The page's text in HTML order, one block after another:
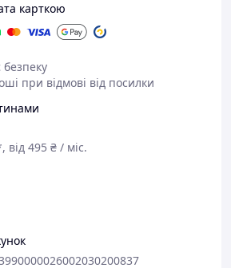
карткою
безпеку
при відмові від посилки
від 495 ₴ / міс.